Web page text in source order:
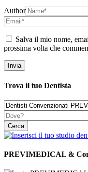
Author
Salva il mio nome,
prossima volta che
Trova il tuo Dentista
PREVIMEDICAL &